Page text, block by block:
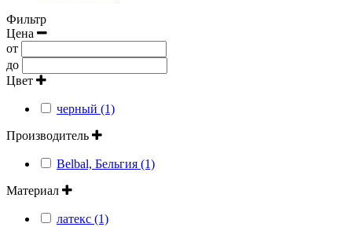
Фильтр
Цена
от
до
Цвет
черный (1)
Производитель
Belbal, Бельгия (1)
Материал
латекс (1)